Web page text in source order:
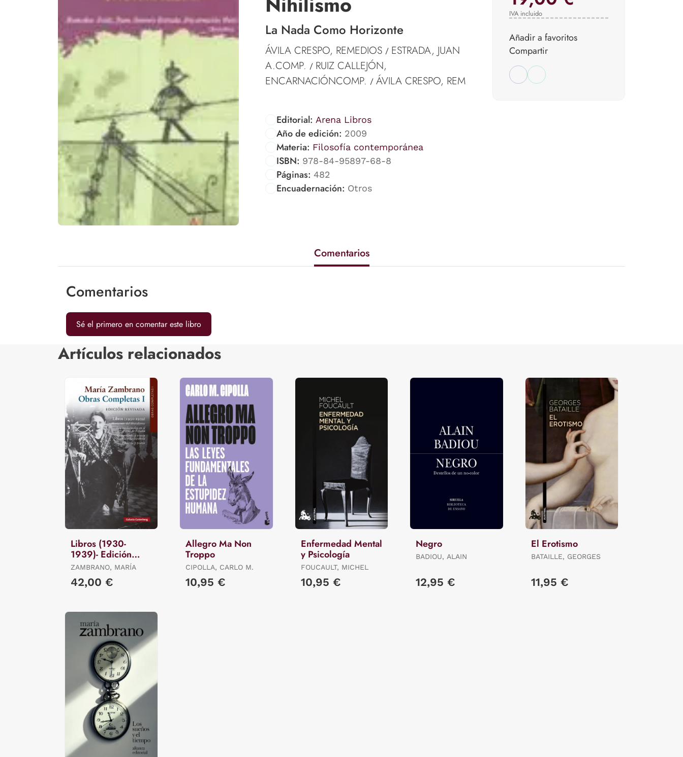
La Nada Como Horizonte
ÁVILA CRESPO, REMEDIOS / ESTRADA, JUAN
A.COMP. / RUIZ CALLEJÓN,
ENCARNACIÓNCOMP. / ÁVILA CRESPO, REM
Editorial: Arena Libros
Año de edición: 2009
Materia: Filosofía contemporánea
ISBN: 978-84-95897-68-8
Páginas: 482
Encuadernación: Otros
IVA incluido
Añadir a favoritos
Compartir
Comentarios
Comentarios
Sé el primero en comentar este libro
Artículos relacionados
Libros (1930-
1939)- Edición
Revisada
ZAMBRANO, MARÍA
42,00 €
Allegro Ma Non
Troppo
CIPOLLA, CARLO M.
10,95 €
Enfermedad Mental
y Psicología
FOUCAULT, MICHEL
10,95 €
Negro
BADIOU, ALAIN
12,95 €
El Erotismo
BATAILLE, GEORGES
11,95 €